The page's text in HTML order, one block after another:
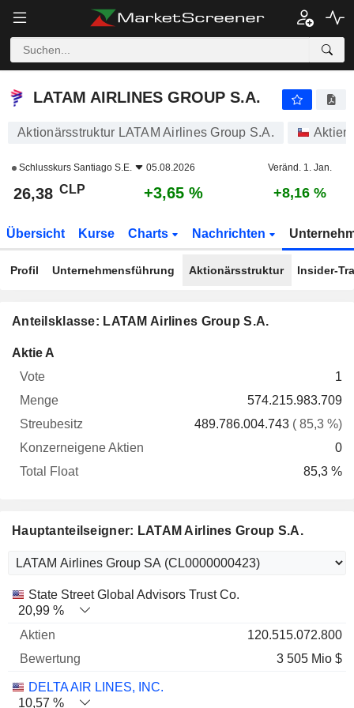
LATAM AIRLINES GROUP S.A.
LATAM AIRLINES GROUP S.A.
Aktionärsstruktur LATAM Airlines Group S.A. Aktien
Schlusskurs Santiago S.E. 05.08.2026 Veränd. 1. Jan.
26,38 CLP +3,65 % +8,16 %
Übersicht Kurse Charts Nachrichten
Profil Unternehmensführung Aktionärsstruktur Insider-
Anteilsklasse: LATAM Airlines Group S.A.
Aktie A
1
574.215.983.709
489.786.004.743 ( 85,3 %)
0
85,3 %
Hauptanteilseigner: LATAM Airlines Group S.A.
Name Aktien % Bewertung
State Street Global Advisors Trust Co.
20,99 %
120.515.072.800
3 505 Mio $
DELTA AIR LINES, INC.
10,57 %